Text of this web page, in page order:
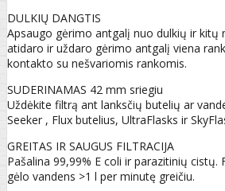
DULKIŲ DANGTIS
Apsaugo gėrimo antgalį nuo dulkių ir kitų
atidaro ir uždaro gėrimo antgalį viena
kontakto su nešvariomis rankomis.
SUDERINAMAS 42 mm sriegiu
Uždėkite filtrą ant lanksčių butelių ar
Seeker , Flux butelius, UltraFlasks ir
GREITAS IR SAUGUS FILTRACIJA
Pašalina 99,99% E coli ir parazitinių cistų.
gėlo vandens >1 l per minutę greičiu.